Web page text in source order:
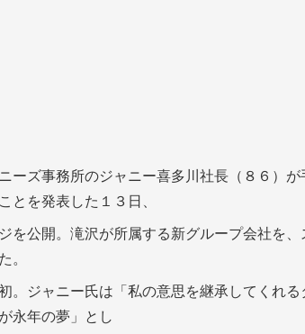
ーズ事務所のジャニー喜多川社長（８６）が
とを発表した１３日、
を公開。滝沢が所属する新グループ会社を、
。
。ジャニー氏は「私の意思を継承してくれる
永年の夢」とし